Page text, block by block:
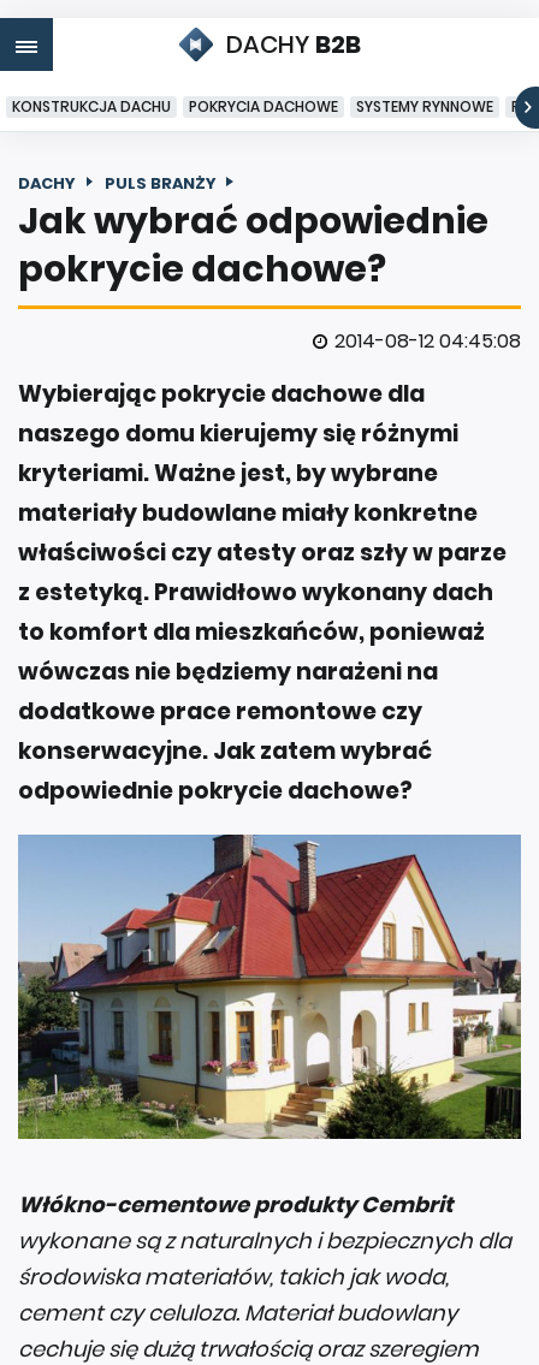
DACHY B2B
KONSTRUKCJA DACHU POKRYCIA DACHOWE SYSTEMY RYNNOWE
DACHY PULS BRANŻY
Jak wybrać odpowiednie
pokrycie dachowe?
2014-08-12 04:45:08
Wybierając pokrycie dachowe dla
naszego domu kierujemy się różnymi
kryteriami. Ważne jest, by wybrane
materiały budowlane miały konkretne
właściwości czy atesty oraz szły w parze
z estetyką. Prawidłowo wykonany dach
to komfort dla mieszkańców, ponieważ
wówczas nie będziemy narażeni na
dodatkowe prace remontowe czy
konserwacyjne. Jak zatem wybrać
odpowiednie pokrycie dachowe?
Włókno-cementowe produkty Cembrit
wykonane są z naturalnych i bezpiecznych dla
środowiska materiałów, takich jak woda,
cement czy celuloza. Materiał budowlany
cechuje się dużą trwałością oraz szeregiem